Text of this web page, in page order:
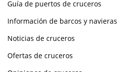
Guía de puertos de cruceros
Información de barcos y navieras
Noticias de cruceros
Ofertas de cruceros